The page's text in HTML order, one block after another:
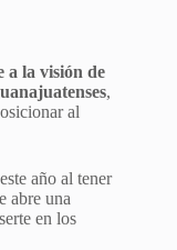
a la visión de
,
al
año al tener
abre una
en los